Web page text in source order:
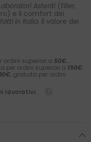
Asteriti (filler,
e il comfort dei
fatti in Italia. Il valore dei
ordini superiori a 50€.
per ordini superiori a 150€.
, gratuita per ordini
lavorativi.